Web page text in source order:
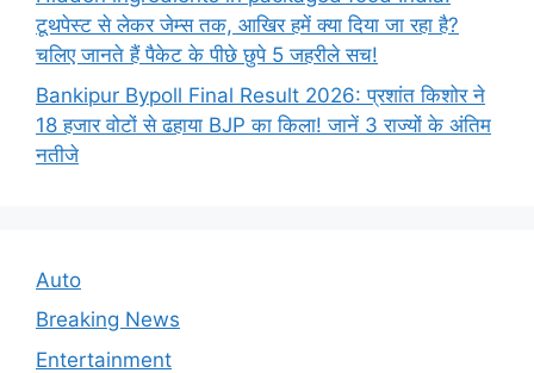
टूथपेस्ट से लेकर जेम्स तक, आखिर हमें क्या दिया जा रहा है?
चलिए जानते हैं पैकेट के पीछे छुपे 5 जहरीले सच!
Bankipur Bypoll Final Result 2026: प्रशांत किशोर ने
18 हजार वोटों से ढहाया BJP का किला! जानें 3 राज्यों के अंतिम
नतीजे
Auto
Breaking News
Entertainment